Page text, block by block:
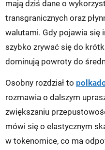
mają dziś dane o
transgranicznych oraz
walutami. Gdy pojawia się
szybko zrywać się do
dominują powroty do
Osobny rozdział to
rozmawia o dalszym
zwiększaniu
mówi się o elastycznym
w tokenomice, co ma